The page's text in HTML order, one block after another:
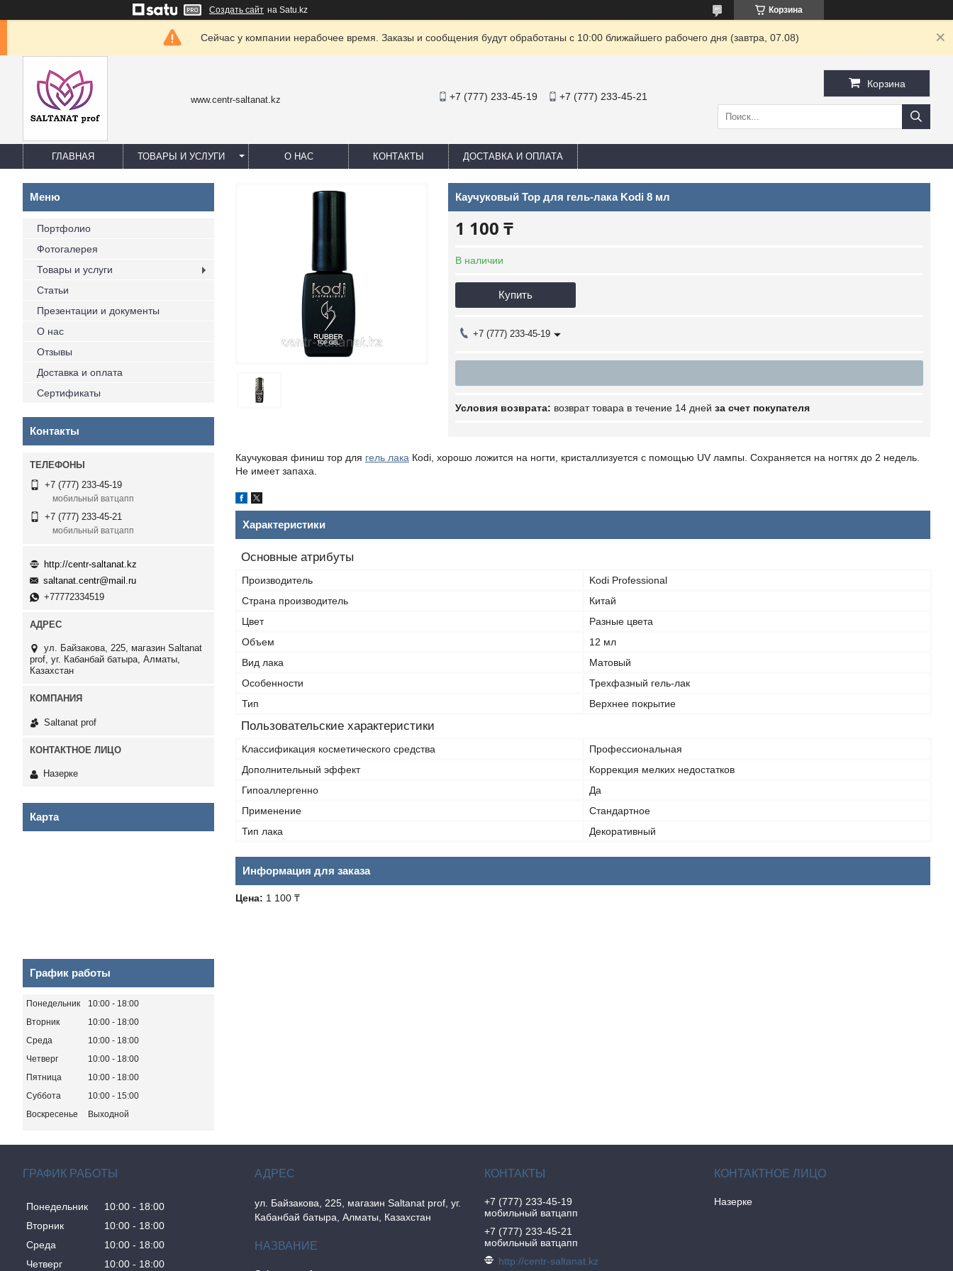
Создать сайт на Satu.kz Корзина
Сейчас у компании нерабочее время. Заказы и сообщения будут обработаны с 10:00 ближайшего рабочего дня (завтра, 07.08)
www.centr-saltanat.kz +7 (777) 233-45-19 +7 (777) 233-45-21
Корзина
ГЛАВНАЯ ТОВАРЫ И УСЛУГИ О НАС КОНТАКТЫ ДОСТАВКА И ОПЛАТА
Каучуковый Тор для гель-лака Kodi 8 мл
1 100 ₸
В наличии
Купить
+7 (777) 233-45-19
возврат товара в течение 14 дней за счет покупателя
Каучуковая финиш тор для гель лака Кodi, хорошо ложится на ногти, кристаллизуется с помощью UV лампы. Сохраняется на ногтях до 2 недель.
Не имеет запаха.
Характеристики
Основные атрибуты
Производитель
Kodi Professional
Страна производитель
Китай
Цвет
Разные цвета
Объем
12 мл
Вид лака
Матовый
Особенности
Трехфазный гель-лак
Тип
Верхнее покрытие
Пользовательские характеристики
Классификация косметического средства
Профессиональная
Дополнительный эффект
Коррекция мелких недостатков
Гипоаллергенно
Да
Применение
Стандартное
Тип лака
Декоративный
Информация для заказа
Цена: 1 100 ₸
Портфолио
Фотогалерея
Товары и услуги
Статьи
Презентации и документы
О нас
Отзывы
Доставка и оплата
Сертификаты
Контакты
+7 (777) 233-45-19
мобильный ватцапп
+7 (777) 233-45-21
мобильный ватцапп
http://centr-saltanat.kz
saltanat.centr@mail.ru
+77772334519
ул. Байзакова, 225, магазин Saltanat
prof, уг. Кабанбай батыра, Алматы,
Казахстан
Saltanat prof
Назерке
Карта
График работы
Понедельник 10:00
18:00
Вторник
10:00
18:00
Среда
10:00
18:00
Четверг
10:00
18:00
Пятница
10:00
18:00
Суббота
10:00
15:00
Воскресенье
Выходной
ГРАФИК РАБОТЫ
Понедельник 10:00
18:00
Вторник
10:00
18:00
Среда
10:00
18:00
Четверг
10:00 18:00
ул. Байзакова, 225, магазин Saltanat prof, уг.
Кабанбай батыра, Алматы, Казахстан
+7 (777) 233-45-19
мобильный ватцапп
+7 (777) 233-45-21
мобильный ватцапп
http://centr-saltanat.kz
Назерке